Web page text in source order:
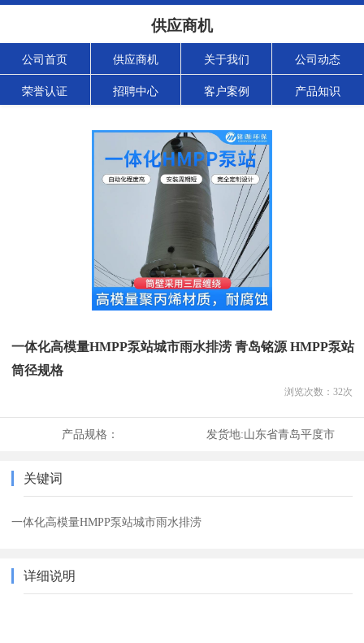
供应商机
公司首页 供应商机 关于我们 公司动态
荣誉认证 招聘中心 客户案例 产品知识
一体化高模量HMPP泵站城市雨水排涝 青岛铭源 HMPP泵站
筒径规格
浏览次数： 32次
产品规格： 发货地:山东省青岛平度市
关键词
一体化高模量HMPP泵站城市雨水排涝
详细说明